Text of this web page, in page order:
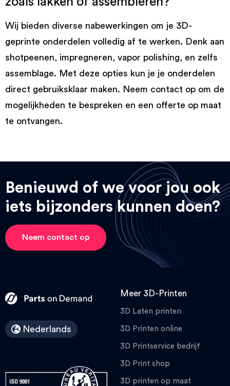
Wij bieden diverse nabewerkingen om je 3D-
geprinte onderdelen volledig af te werken. Denk aan
shotpeenen, impregneren, vapor polishing, en zelfs
assemblage. Met deze opties kun je je onderdelen
direct gebruiksklaar maken. Neem contact op om de
mogelijkheden te bespreken en een offerte op maat
te ontvangen.
Benieuwd of we voor jou ook
iets bijzonders kunnen doen?
Neem contact op
Nederlands
Meer 3D-Printen
3D Laten printen
3D Printen online
3D Printservice bedrijf
3D Print shop
3D printen op maat